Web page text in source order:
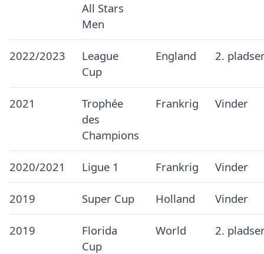
All Stars
Men
2022/2023
League
Cup
England 2.
2021
Trophée
des
Champions
Frankrig Vinder
2020/2021 Ligue 1 Frankrig Vinder
2019 Super Cup Holland Vinder
2019
Florida
Cup
World 2.